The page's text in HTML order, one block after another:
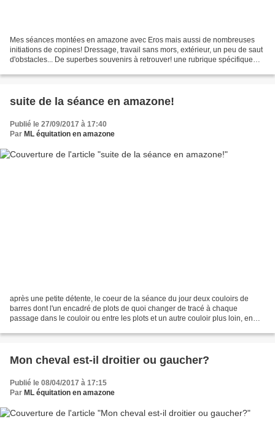
Mes séances montées en amazone avec Eros mais aussi de nombreuses
initiations de copines! Dressage, travail sans mors, extérieur, un peu de saut
d'obstacles... De superbes souvenirs à retrouver! une rubrique spécifique
suite de la séance en amazone!
Publié le 27/09/2017 à 17:40
Par ML équitation en amazone
après une petite détente, le coeur de la séance du jour deux couloirs de
barres dont l'un encadré de plots de quoi changer de tracé à chaque
passage dans le couloir ou entre les plots et un autre couloir plus loin, en
Mon cheval est-il droitier ou gaucher?
Publié le 08/04/2017 à 17:15
Par ML équitation en amazone